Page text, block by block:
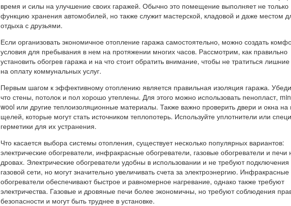
время и силы на улучшение своих гаражей. Обычно это помещение выполняет не только
функцию хранения автомобилей, но также служит мастерской, кладовой и даже местом
отдыха с друзьями.
Если организовать экономичное отопление гаража самостоятельно, можно создать
условия для пребывания в нем на протяжении многих часов. Рассмотрим, как правильно
установить обогрев гаража и на что стоит обратить внимание, чтобы не тратиться лишние
на оплату коммунальных услуг.
Первым шагом к эффективному отоплению является правильная изоляция гаража.
что стены, потолок и пол хорошо утеплены. Для этого можно использовать пенопласт,
wool или другие теплоизоляционные материалы. Также важно проверить двери и окна на
щелей, которые могут стать источником теплопотерь. Используйте уплотнители или
герметики для их устранения.
Что касается выбора системы отопления, существует несколько популярных вариантов:
электрические обогреватели, инфракрасные обогреватели, газовые обогреватели и печи
дровах. Электрические обогреватели удобны в использовании и не требуют подключения
газовой сети, но могут значительно увеличивать счета за электроэнергию. Инфракрасные
обогреватели обеспечивают быстрое и равномерное нагревание, однако также требуют
электричества. Газовые и дровяные печи более экономичны, но требуют соблюдения
безопасности и могут быть труднее в установке.